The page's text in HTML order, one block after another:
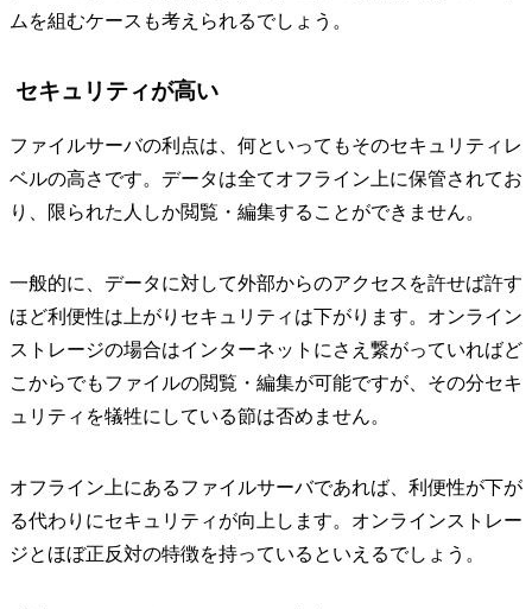
ムを組むケースも考えられるでしょう。
セキュリティが高い
ファイルサーバの利点は、何といってもそのセキュリティレ
ベルの高さです。データは全てオフライン上に保管されてお
り、限られた人しか閲覧・編集することができません。
一般的に、データに対して外部からのアクセスを許せば許す
ほど利便性は上がりセキュリティは下がります。オンライン
ストレージの場合はインターネットにさえ繋がっていればど
こからでもファイルの閲覧・編集が可能ですが、その分セキ
ュリティを犠牲にしている節は否めません。
オフライン上にあるファイルサーバであれば、利便性が下が
る代わりにセキュリティが向上します。オンラインストレー
ジとほぼ正反対の特徴を持っているといえるでしょう。